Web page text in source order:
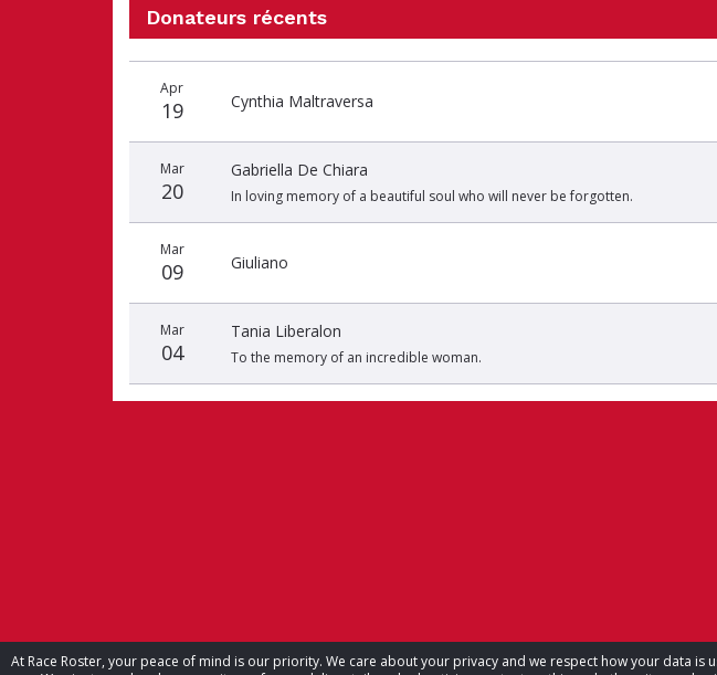
At Race Roster, your peace of mind is our priority. We care about your privacy and we respect how your data
Donateurs récents
donateur
Apr
19 Cynthia Maltraversa
Mar
20
Gabriella De Chiara
In loving memory of a beautiful soul who will never be forgotten.
Mar
09 Giuliano
Mar
04
Tania Liberalon
To the memory of an incredible woman.